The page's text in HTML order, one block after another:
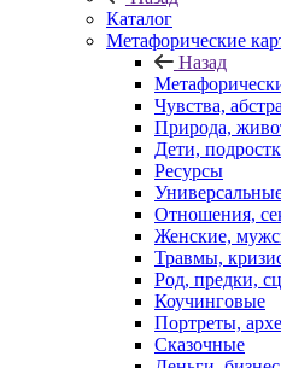
Каталог
Mетафорические
Назад
Чувства,
Природа,
Дети,
Ресурсы
Отношения,
Женские,
Травмы,
Род, предки,
Коучинговые
Портреты,
Сказочные